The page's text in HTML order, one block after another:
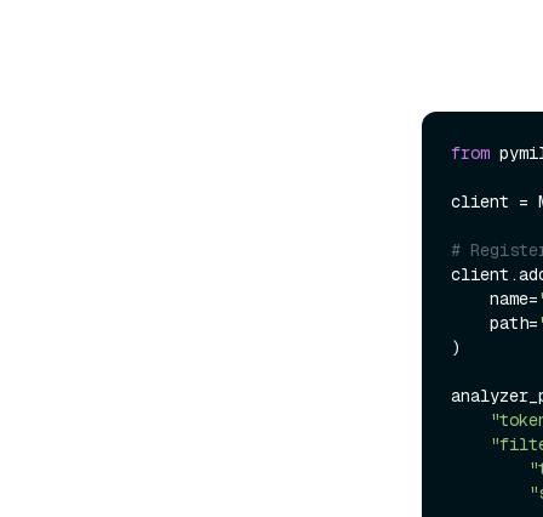
from
client =
#
    name=
    path=
)